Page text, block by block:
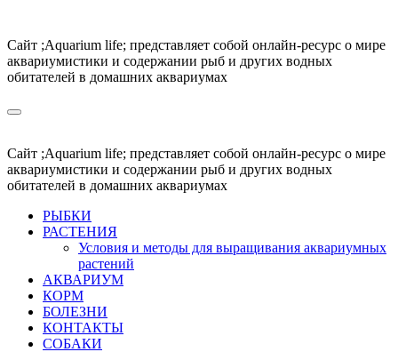
содержимому
Сайт ;Aquarium life; представляет собой онлайн-ресурс о мире
аквариумистики и содержании рыб и других водных
обитателей в домашних аквариумах
Сайт ;Aquarium life; представляет собой онлайн-ресурс о мире
аквариумистики и содержании рыб и других водных
обитателей в домашних аквариумах
РЫБКИ
РАСТЕНИЯ
Условия и методы для выращивания аквариумных
растений
АКВАРИУМ
КОРМ
БОЛЕЗНИ
КОНТАКТЫ
СОБАКИ